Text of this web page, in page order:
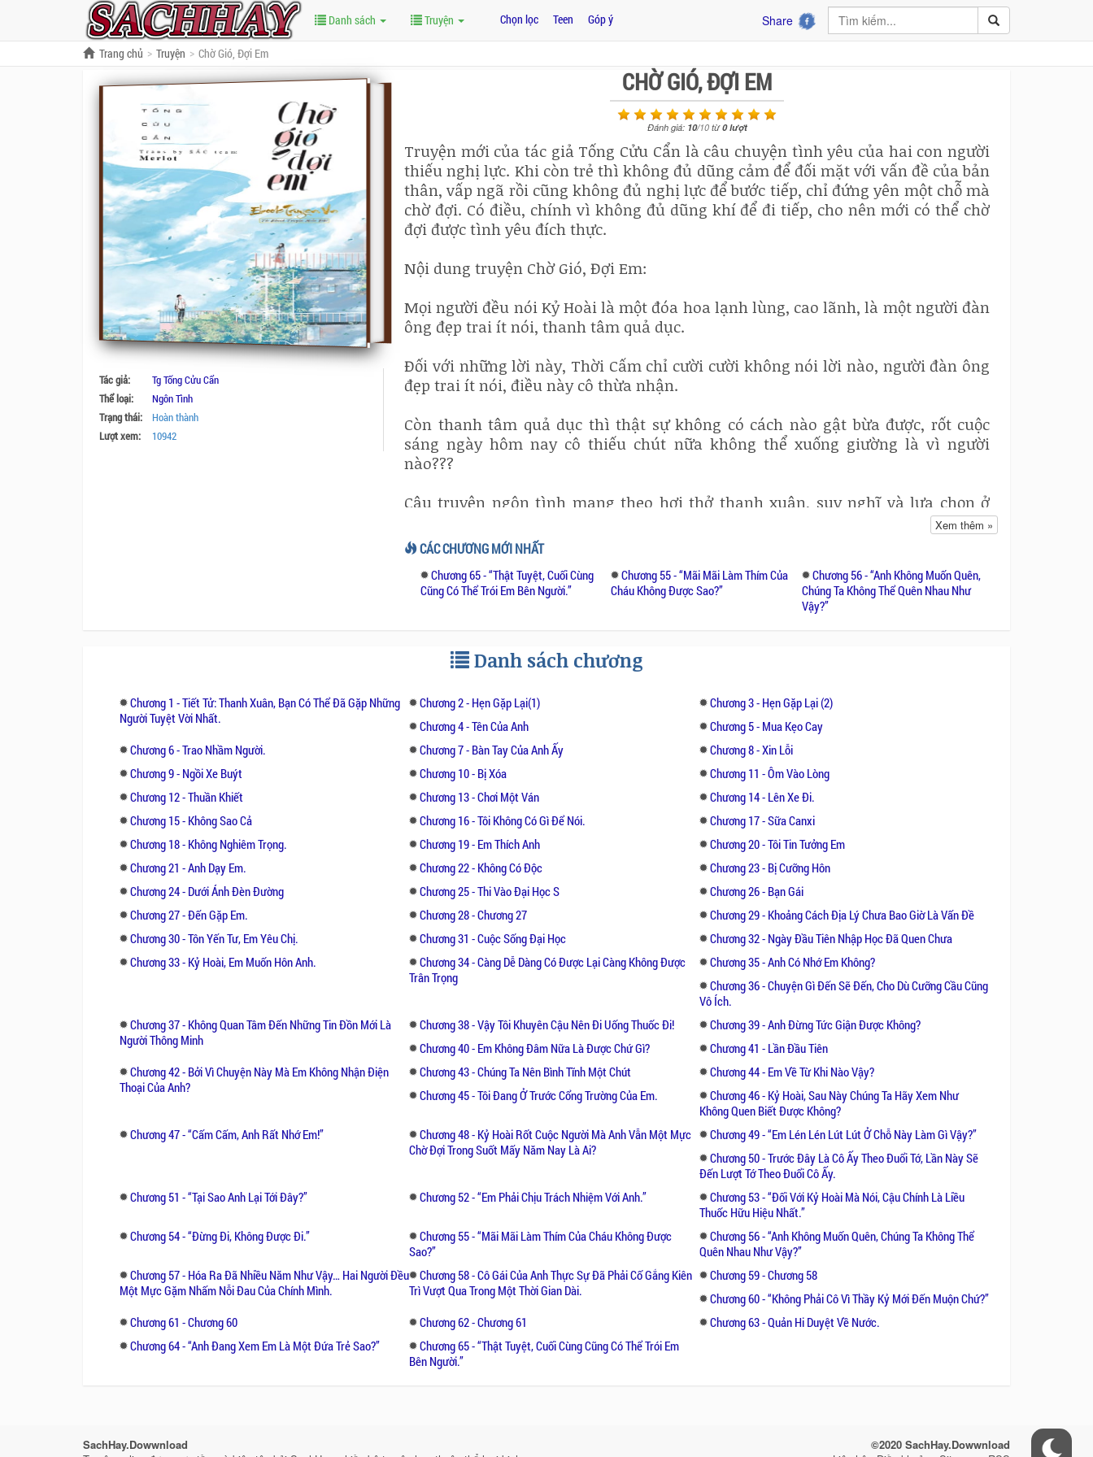
Danh sách Truyện Chọn lọc Teen Góp ý Share
Trang chủ Truyện Chờ Gió, Đợi Em
Tác giả:
Tg Tống Cửu Cẩn
Thể loại:
Ngôn Tình
Trạng thái:
Hoàn thành
Lượt xem:
10942
CHỜ GIÓ, ĐỢI EM
Đánh giá: 10/10từ0lượt
Truyện mới của tác giả Tống Cửu Cẩn là câu chuyện tình yêu của hai con người
thiếu nghị lực. Khi còn trẻ thì không đủ dũng cảm để đối mặt với vấn đề của bản
thân, vấp ngã rồi cũng không đủ nghị lực để bước tiếp, chỉ đứng yên một chỗ mà
chờ đợi. Có điều, chính vì không đủ dũng khí để đi tiếp, cho nên mới có thể chờ
đợi được tình yêu đích thực.
Nội dung truyện Chờ Gió, Đợi Em:
Mọi người đều nói Kỷ Hoài là một đóa hoa lạnh lùng, cao lãnh, là một người đàn
ông đẹp trai ít nói, thanh tâm quả dục.
Đối với những lời này, Thời Cấm chỉ cười cười không nói lời nào, người đàn ông
đẹp trai ít nói, điều này cô thừa nhận.
Còn thanh tâm quả dục thì thật sự không có cách nào gật bừa được, rốt cuộc
sáng ngày hôm nay cô thiếu chút nữa không thể xuống giường là vì người
nào???
Câu truyện ngôn tình mang theo hơi thở thanh xuân, suy nghĩ và lựa chọn ở
thời điểm đó. Cũng mang theo tư tưởng của người trưởng thành, biết mình
muốn gì và phải làm gì. Tuy rằng nội dung không phải là mới, nhưng tình cảm
mà, luôn có tiết tấu và nhịp điệu riêng của nó. Giống như cặp đôi còn lại Lương
Hoà và Lâm Tịch vậy, một người thầm mến suốt nhiều năm, một người cũng có
mối tình thanh xuân nhưng lại không thành. Cuối cùng, vẫn phải lựa chọn điều
Xem thêm »
CÁC CHƯƠNG MỚI NHẤT
Chương 65 - “Thật Tuyệt, Cuối Cùng
Cũng Có Thể Trói Em Bên Người.’’
Chương 55 - “Mãi Mãi Làm Thím Của
Cháu Không Được Sao?’’
Chương 56 - “Anh Không Muốn Quên,
Chúng Ta Không Thể Quên Nhau Như
Vậy?’’
Danh sách chương
Chương 1 - Tiết Tử: Thanh Xuân, Bạn Có Thể Đã Gặp Những
Người Tuyệt Vời Nhất.
Chương 2 - Hẹn Gặp Lại(1)
Chương 3 - Hẹn Gặp Lại (2)
Chương 4 - Tên Của Anh
Chương 5 - Mua Kẹo Cay
Chương 6 - Trao Nhầm Người.
Chương 7 - Bàn Tay Của Anh Ấy
Chương 8 - Xin Lỗi
Chương 9 - Ngồi Xe Buýt
Chương 10 - Bị Xóa
Chương 11 - Ôm Vào Lòng
Chương 12 - Thuần Khiết
Chương 13 - Chơi Một Ván
Chương 14 - Lên Xe Đi.
Chương 15 - Không Sao Cả
Chương 16 - Tôi Không Có Gì Để Nói.
Chương 17 - Sữa Canxi
Chương 18 - Không Nghiêm Trọng.
Chương 19 - Em Thích Anh
Chương 20 - Tôi Tin Tưởng Em
Chương 21 - Anh Dạy Em.
Chương 22 - Không Có Độc
Chương 23 - Bị Cưỡng Hôn
Chương 24 - Dưới Ánh Đèn Đường
Chương 25 - Thi Vào Đại Học S
Chương 26 - Bạn Gái
Chương 27 - Đến Gặp Em.
Chương 28 - Chương 27
Chương 29 - Khoảng Cách Địa Lý Chưa Bao Giờ Là Vấn Đề
Chương 30 - Tôn Yến Tư, Em Yêu Chị.
Chương 31 - Cuộc Sống Đại Học
Chương 32 - Ngày Đầu Tiên Nhập Học Đã Quen Chưa
Chương 33 - Kỷ Hoài, Em Muốn Hôn Anh.
Chương 34 - Càng Dễ Dàng Có Được Lại Càng Không Được
Trân Trọng
Chương 35 - Anh Có Nhớ Em Không?
Chương 36 - Chuyện Gì Đến Sẽ Đến, Cho Dù Cưỡng Cầu Cũng
Vô Ích.
Chương 37 - Không Quan Tâm Đến Những Tin Đồn Mới Là
Người Thông Minh
Chương 38 - Vậy Tôi Khuyên Cậu Nên Đi Uống Thuốc Đi!
Chương 39 - Anh Đừng Tức Giận Được Không?
Chương 40 - Em Không Đâm Nữa Là Được Chứ Gì?
Chương 41 - Lần Đầu Tiên
Chương 42 - Bởi Vì Chuyện Này Mà Em Không Nhận Điện
Thoại Của Anh?
Chương 43 - Chúng Ta Nên Bình Tĩnh Một Chút
Chương 44 - Em Về Từ Khi Nào Vậy?
Chương 45 - Tôi Đang Ở Trước Cổng Trường Của Em.
Chương 46 - Kỷ Hoài, Sau Này Chúng Ta Hãy Xem Như
Không Quen Biết Được Không?
Chương 47 - “Cấm Cấm, Anh Rất Nhớ Em!”
Chương 48 - Kỷ Hoài Rốt Cuộc Người Mà Anh Vẫn Một Mực
Chờ Đợi Trong Suốt Mấy Năm Nay Là Ai?
Chương 49 - “Em Lén Lén Lút Lút Ở Chỗ Này Làm Gì Vậy?’’
Chương 50 - Trước Đây Là Cô Ấy Theo Đuổi Tớ, Lần Này Sẽ
Đến Lượt Tớ Theo Đuổi Cô Ấy.
Chương 51 - “Tại Sao Anh Lại Tới Đây?’’
Chương 52 - “Em Phải Chịu Trách Nhiệm Với Anh.’’
Chương 53 - “Đối Với Kỷ Hoài Mà Nói, Cậu Chính Là Liều
Thuốc Hữu Hiệu Nhất.’’
Chương 54 - “Đừng Đi, Không Được Đi.’’
Chương 55 - “Mãi Mãi Làm Thím Của Cháu Không Được
Sao?’’
Chương 56 - “Anh Không Muốn Quên, Chúng Ta Không Thể
Quên Nhau Như Vậy?’’
Chương 57 - Hóa Ra Đã Nhiều Năm Như Vậy… Hai Người Đều
Một Mực Gặm Nhấm Nỗi Đau Của Chính Mình.
Chương 58 - Cô Gái Của Anh Thực Sự Đã Phải Cố Gắng Kiên
Trì Vượt Qua Trong Một Thời Gian Dài.
Chương 59 - Chương 58
Chương 60 - “Không Phải Cô Vì Thầy Kỷ Mới Đến Muộn Chứ?’’
Chương 61 - Chương 60
Chương 62 - Chương 61
Chương 63 - Quản Hi Duyệt Về Nước.
Chương 64 - “Anh Đang Xem Em Là Một Đứa Trẻ Sao?’’
Chương 65 - “Thật Tuyệt, Cuối Cùng Cũng Có Thể Trói Em
Bên Người.’’
SachHay.Dowwnload
©2020 SachHay.Dowwnload